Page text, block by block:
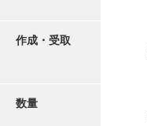
作成・受取
数量